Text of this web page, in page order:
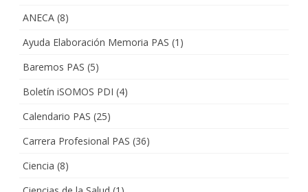
ANECA (8)
Ayuda Elaboración Memoria PAS (1)
Baremos PAS (5)
Boletín iSOMOS PDI (4)
Calendario PAS (25)
Carrera Profesional PAS (36)
Ciencia (8)